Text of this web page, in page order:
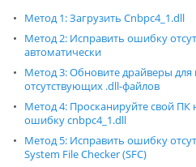
Метод 1: Загрузить Cnbpc4_1.dll
Метод 2: Исправить ошибку
автоматически
Метод 3: Обновите драйверы для
отсутствующих .dll-файлов
Метод 4: Просканируйте свой ПК
ошибку cnbpc4_1.dll
Метод 5: Исправить ошибку
System File Checker (SFC)